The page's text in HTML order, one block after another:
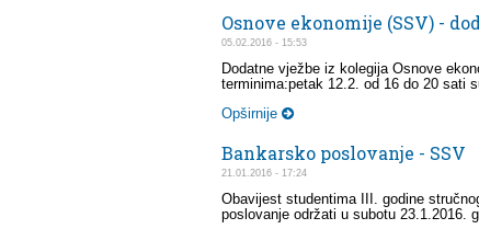
Osnove ekonomije (SSV) -
05.02.2016 - 15:53
Dodatne vježbe iz kolegija Osnove
terminima:petak 12.2. od 16 do 20 sati
Opširnije
Bankarsko poslovanje - SSV
21.01.2016 - 17:24
Obavijest studentima III. godine
poslovanje održati u subotu 23.1.2016.